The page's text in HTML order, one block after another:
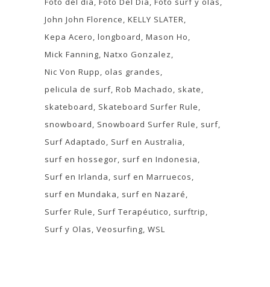
John John Florence KELLY SLATER
Kepa Acero longboard Mason Ho
Mick Fanning Natxo Gonzalez
Nic Von Rupp
olas grandes
pelicula de surf Rob Machado
skate
skateboard
Skateboard Surfer Rule
snowboard
Snowboard Surfer Rule
surf
Surf Adaptado
Surf en Australia
surf en hossegor surf en Indonesia
Surf en Irlanda
surf en Marruecos
surf en Mundaka
surf en Nazaré
Surfer Rule
Surf Terapéutico
surftrip
Surf y Olas Veosurfing WSL